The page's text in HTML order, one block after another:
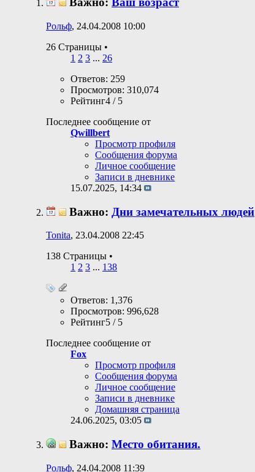
Рольф, 24.04.2008 10:00
26 Страницы •
1 2 3 ... 26
Ответов: 259
Просмотров: 310,074
Рейтинг4 / 5
Последнее сообщение от
Qwillbert
Просмотр профиля
Сообщения форума
Личное сообщение
Записи в дневнике
15.07.2025, 14:34
Важно: Дни замечательных людей
Tonita, 23.04.2008 22:45
138 Страницы •
1 2 3 ... 138
Ответов: 1,376
Просмотров: 996,628
Рейтинг5 / 5
Последнее сообщение от
Fox
Просмотр профиля
Сообщения форума
Личное сообщение
Записи в дневнике
Домашняя страница
24.06.2025, 03:05
Важно: Место обитания.
Рольф, 24.04.2008 11:39